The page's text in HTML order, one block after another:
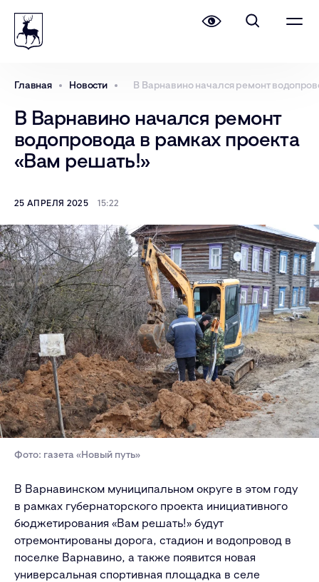
Главная Новости В Варнавино начался ремонт
В Варнавино начался ремонт
водопровода в рамках проекта
«Вам решать!»
25 АПРЕЛЯ 2025 15:22
Фото: газета «Новый путь»
В Варнавинском муниципальном округе в этом году
в рамках губернаторского проекта инициативного
бюджетирования «Вам решать!» будут
отремонтированы дорога, стадион и водопровод в
поселке Варнавино, а также появится новая
универсальная спортивная площадка в селе